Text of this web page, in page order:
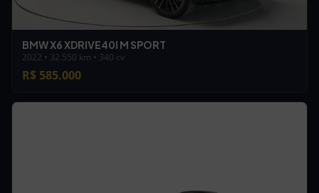
BMW X6 XDRIVE40I M SPORT
2022 • 32.550 km • 340 cv
R$ 585.000